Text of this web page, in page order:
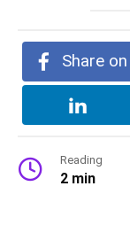
Share
Reading
2 min